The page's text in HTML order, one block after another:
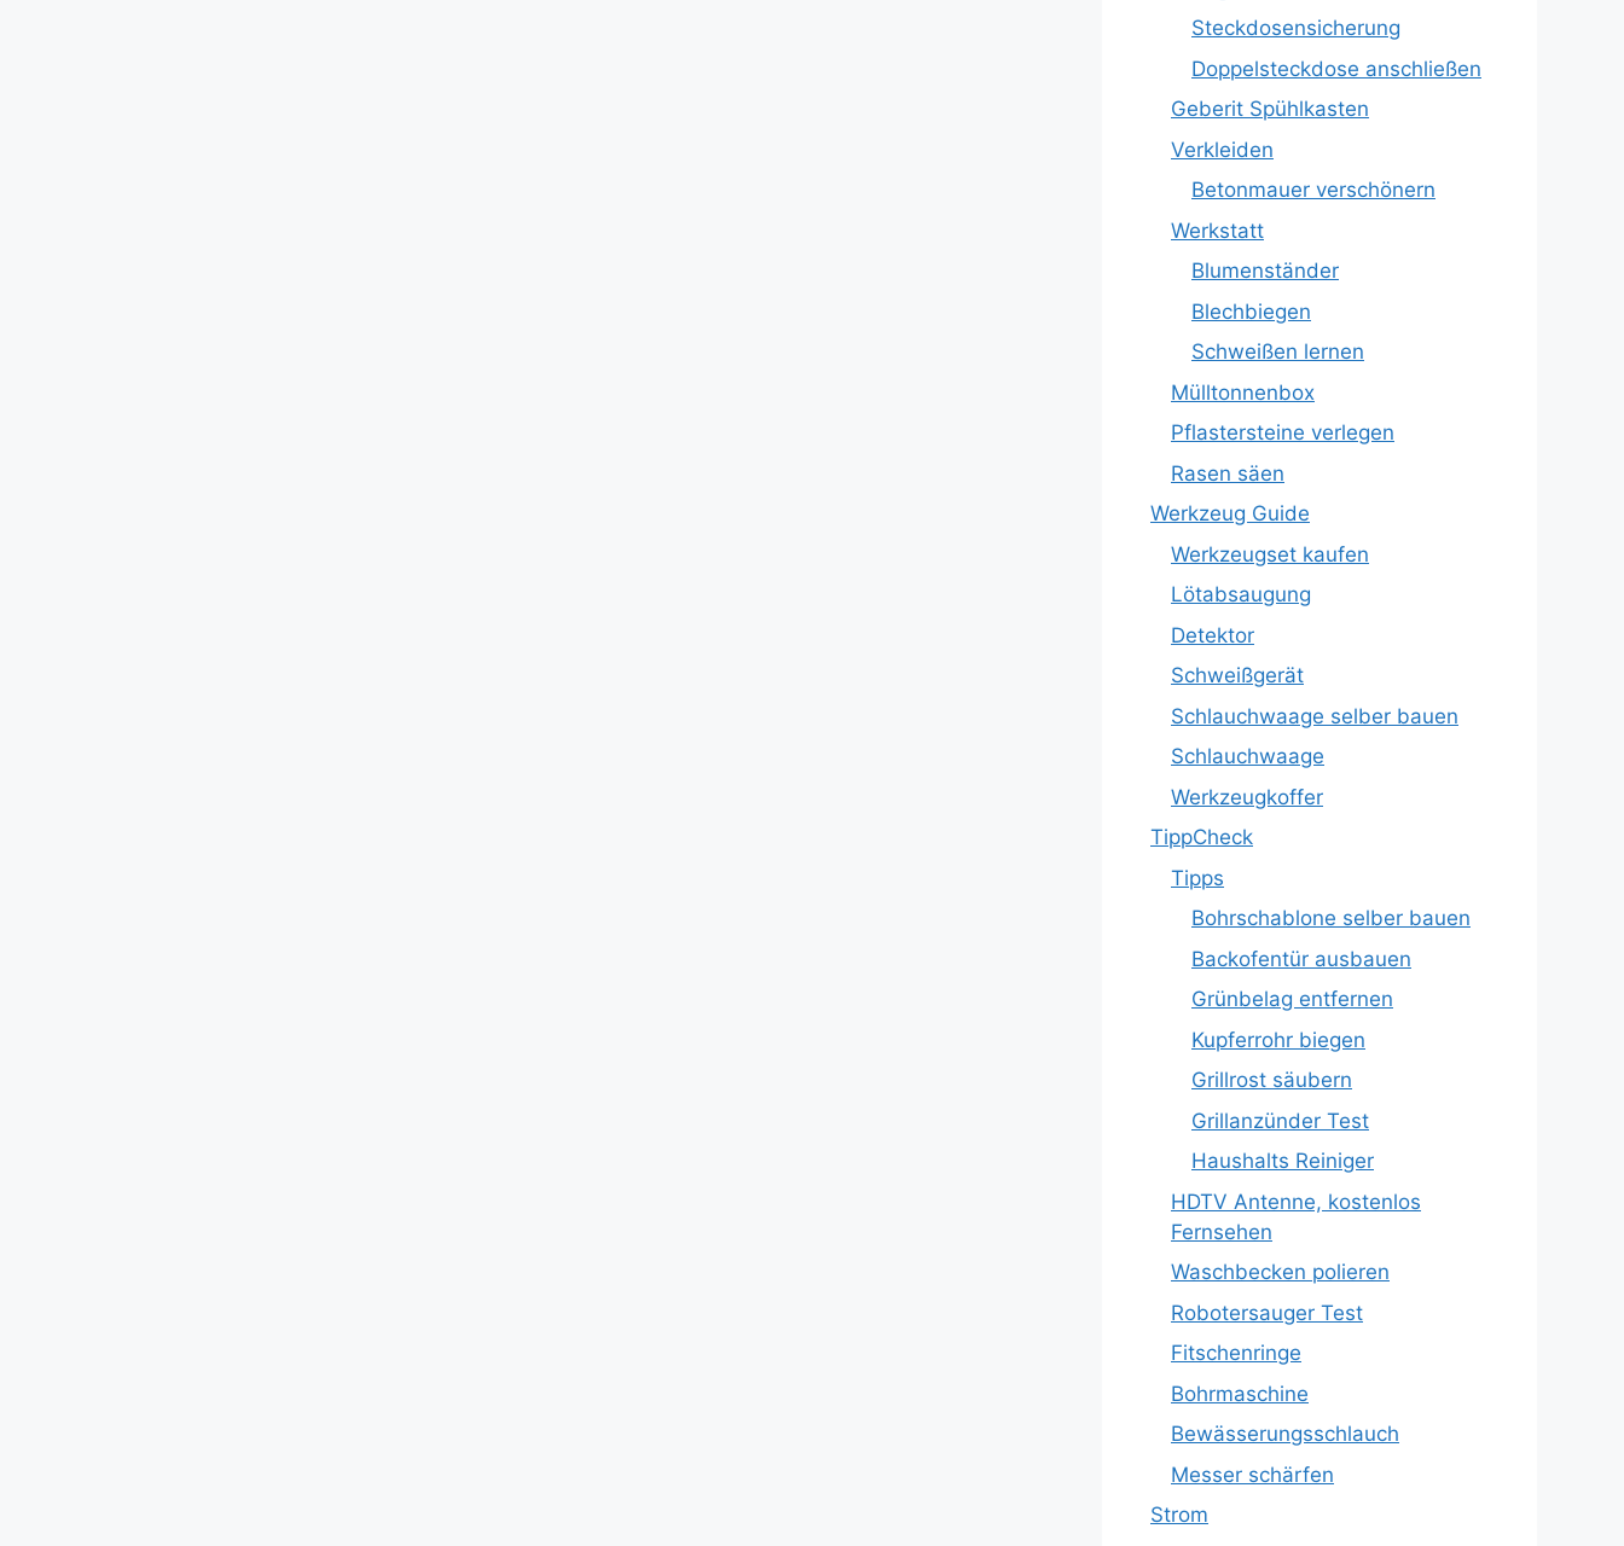
Steckdosensicherung
Doppelsteckdose anschließen
Geberit Spühlkasten
Verkleiden
Betonmauer verschönern
Werkstatt
Blumenständer
Blechbiegen
Schweißen lernen
Mülltonnenbox
Pflastersteine verlegen
Rasen säen
Werkzeug Guide
Werkzeugset kaufen
Lötabsaugung
Detektor
Schweißgerät
Schlauchwaage selber bauen
Schlauchwaage
Werkzeugkoffer
TippCheck
Tipps
Bohrschablone selber bauen
Backofentür ausbauen
Grünbelag entfernen
Kupferrohr biegen
Grillrost säubern
Grillanzünder Test
Haushalts Reiniger
HDTV Antenne, kostenlos
Fernsehen
Waschbecken polieren
Robotersauger Test
Fitschenringe
Bohrmaschine
Bewässerungsschlauch
Messer schärfen
Strom